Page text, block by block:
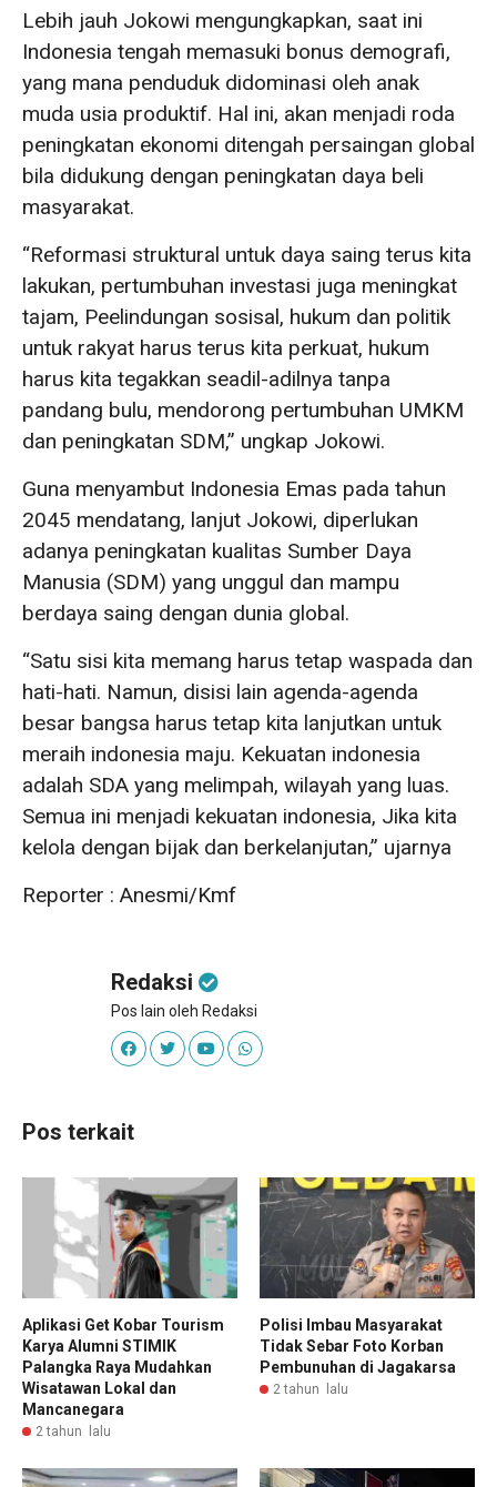
Lebih jauh Jokowi mengungkapkan, saat ini
Indonesia tengah memasuki bonus demografi,
yang mana penduduk didominasi oleh anak
muda usia produktif. Hal ini, akan menjadi roda
peningkatan ekonomi ditengah persaingan global
bila didukung dengan peningkatan daya beli
masyarakat.
“Reformasi struktural untuk daya saing terus kita
lakukan, pertumbuhan investasi juga meningkat
tajam, Peelindungan sosisal, hukum dan politik
untuk rakyat harus terus kita perkuat, hukum
harus kita tegakkan seadil-adilnya tanpa
pandang bulu, mendorong pertumbuhan UMKM
dan peningkatan SDM,” ungkap Jokowi.
Guna menyambut Indonesia Emas pada tahun
2045 mendatang, lanjut Jokowi, diperlukan
adanya peningkatan kualitas Sumber Daya
Manusia (SDM) yang unggul dan mampu
berdaya saing dengan dunia global.
“Satu sisi kita memang harus tetap waspada dan
hati-hati. Namun, disisi lain agenda-agenda
besar bangsa harus tetap kita lanjutkan untuk
meraih indonesia maju. Kekuatan indonesia
adalah SDA yang melimpah, wilayah yang luas.
Semua ini menjadi kekuatan indonesia, Jika kita
kelola dengan bijak dan berkelanjutan,” ujarnya
Reporter : Anesmi/Kmf
Redaksi
Pos lain oleh Redaksi
Pos terkait
Aplikasi Get Kobar Tourism
Karya Alumni STIMIK
Palangka Raya Mudahkan
Wisatawan Lokal dan
Mancanegara
2 tahun lalu
Polisi Imbau Masyarakat
Tidak Sebar Foto Korban
Pembunuhan di Jagakarsa
2 tahun lalu